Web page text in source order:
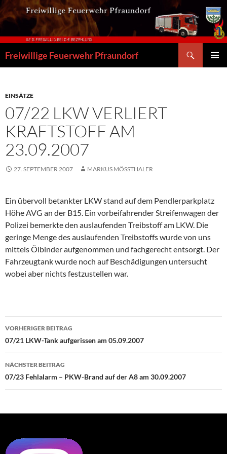
Zum
Inhalt
springen
Freiwillige Feuerwehr Pfraundorf
EINSÄTZE
07/22 LKW VERLIERT
KRAFTSTOFF AM
23.09.2007
27. SEPTEMBER 2007 MARKUS MÖSSTHALER
Ein übervoll betankter LKW stand auf dem Pendlerparkplatz
Höhe AVG an der B15. Ein vorbeifahrender Streifenwagen der
Polizei bemerkte den auslaufenden Treibstoff am LKW. Die
geringe Menge des auslaufenden Treibstoffs wurde von uns
mittels Ölbinder aufgenommen und fachgerecht entsorgt. Der
Fahrzeugtank wurde noch auf Beschädigungen untersucht
wobei aber nichts festzustellen war.
Beitragsnavigation
VORHERIGER BEITRAG
07/21 LKW-Tank aufgerissen am 05.09.2007
NÄCHSTER BEITRAG
07/23 Fehlalarm – PKW-Brand auf der A8 am 30.09.2007